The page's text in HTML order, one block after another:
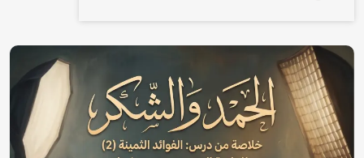
الصورة